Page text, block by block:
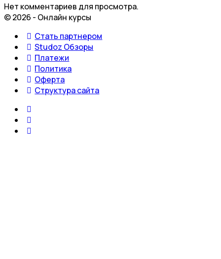
Нет комментариев для просмотра.
© 2026 - Онлайн курсы
Стать партнером
Studoz Обзоры
Платежи
Политика
Оферта
Структура сайта